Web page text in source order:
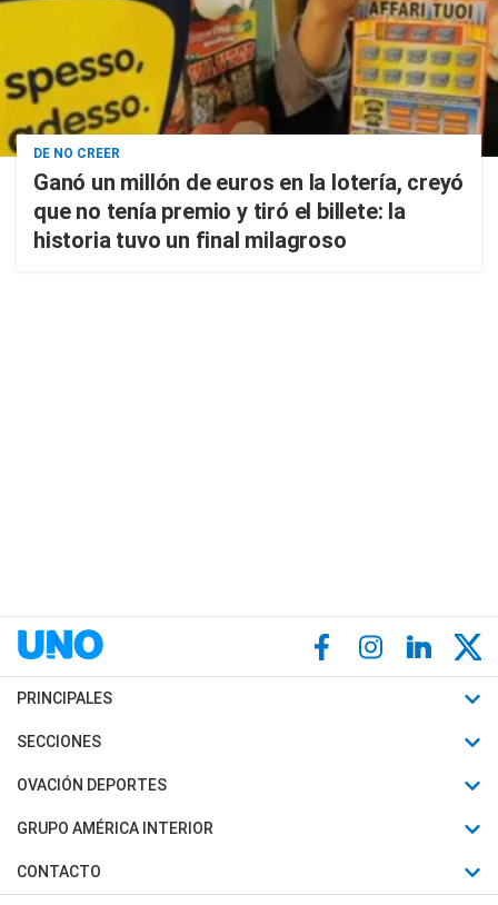
DE NO CREER
Ganó un millón de euros en la lotería, creyó
que no tenía premio y tiró el billete: la
historia tuvo un final milagroso
PRINCIPALES
Últimas Noticias
Política
Judiciales
SECCIONES
Horóscopo
Motores
Trucos caseros
OVACIÓN DEPORTES
Fútbol
Mundial
Automovilismo
GRUPO AMÉRICA INTERIOR
Canal 7 en Vivo
CONTACTO